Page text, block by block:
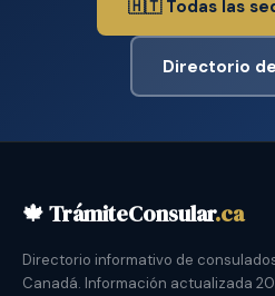
🇭🇹 Todas las
Directorio
🍁 TrámiteConsular.ca
Directorio informativo de
Canadá. Información actualizada